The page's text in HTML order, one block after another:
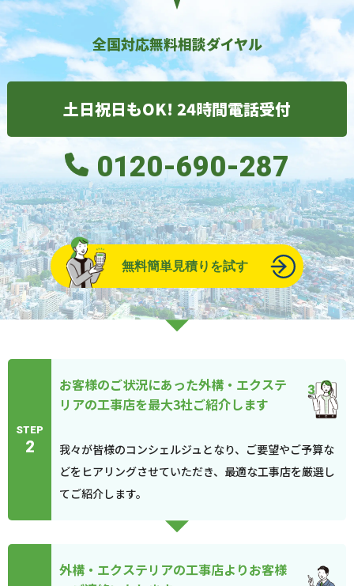
全国対応無料相談ダイヤル
土日祝日もOK! 24時間電話受付
0120-690-287
無料簡単見積りを試す
STEP
2
お客様のご状況にあった外構・エクステ
リアの工事店を最大3社ご紹介します
我々が皆様のコンシェルジュとなり、ご要望やご予算な
どをヒアリングさせていただき、最適な工事店を厳選し
てご紹介します。
外構・エクステリアの工事店よりお客様